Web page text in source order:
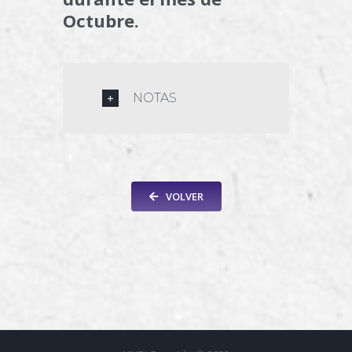
Octubre.
NOTAS
VOLVER